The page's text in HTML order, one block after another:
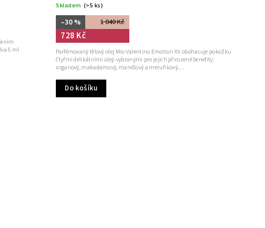
5 ml
Skladem (>5 ks)
1 040 Kč
–30 %
728 Kč
Do košíku
Parfémovaný tělový olej Mio Valentino Emotion XX obohacuje pokožku
čtyřmi delikátními oleji vybranými pro jejich přirozené benefity:
arganový, makadamový, mandlový a meruňkový....